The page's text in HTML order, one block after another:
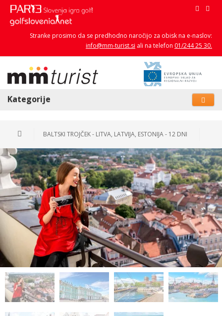
Stranke prosimo da se predhodno naročijo za obisk na e-naslov:
info@mm-turist.si ali na telefon 01/244 25 30.
Kategorije
BALTSKI TROJČEK - LITVA, LATVIJA, ESTONIJA - 12 DNI